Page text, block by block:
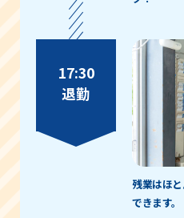
17:30
退勤
残業はほ
できます。